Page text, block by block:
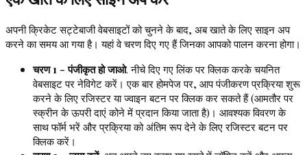
अपनी क्रिकेट सट्टेबाजी वेबसाइटों को चुनने के बाद, अब खाते के लिए साइन अप
करने का समय आ गया है। यहां वे चरण दिए गए हैं जिनका आपको पालन करना होगा।
चरण 1 - पंजीकृत हो जाओ. नीचे दिए गए लिंक पर क्लिक करके चयनित
वेबसाइट पर नेविगेट करें। एक बार होमपेज पर, आप पंजीकरण प्रक्रिया शुरू
करने के लिए रजिस्टर या ज्वाइन बटन पर क्लिक कर सकते हैं (आमतौर पर
स्क्रीन के ऊपरी दाएं कोने में प्रदान किया जाता है)। आवश्यक विवरण के
साथ फॉर्म भरें और प्रक्रिया को अंतिम रूप देने के लिए रजिस्टर बटन पर
क्लिक करें।